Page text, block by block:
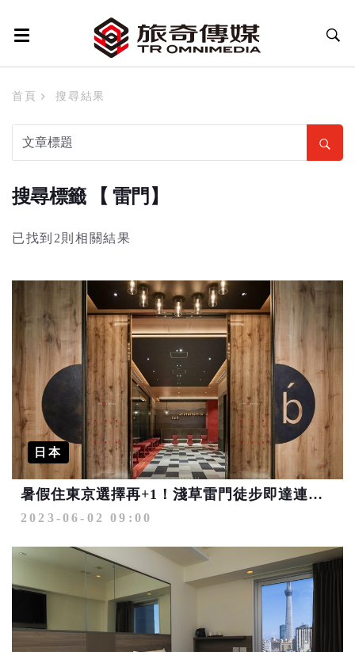
首頁 搜尋結果
搜尋標籤 【 雷門】
已找到2則相關結果
日本
暑假住東京選擇再+1！淺草雷門徒步即達連鎖飯店復活
2023-06-02 09:00